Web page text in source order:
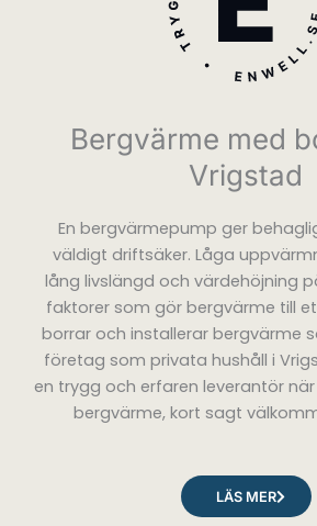
Bergvärme med
Vrigstad
En bergvärmepump ger
väldigt driftsäker. Låga
lång livslängd och värdehöjning
faktorer som gör bergvärme till
borrar och installerar bergvärme
företag som privata hushåll i
en trygg och erfaren leverantör
bergvärme, kort sagt
LÄS MER